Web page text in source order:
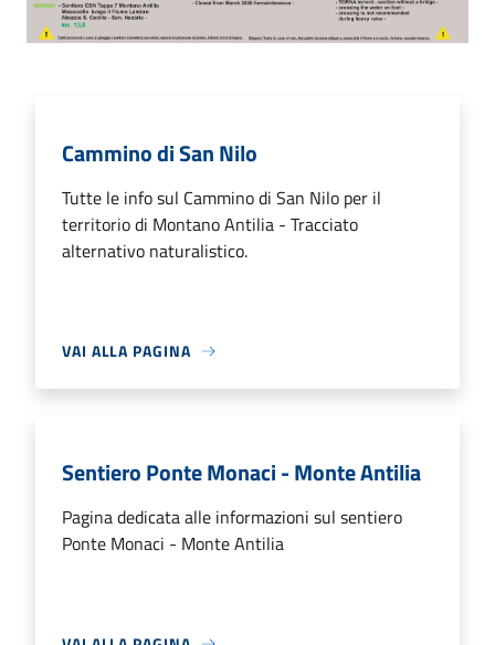
Cammino di San Nilo
Tutte le info sul Cammino di San Nilo per il
territorio di Montano Antilia - Tracciato
alternativo naturalistico.
VAI ALLA PAGINA
Sentiero Ponte Monaci - Monte Antilia
Pagina dedicata alle informazioni sul sentiero
Ponte Monaci - Monte Antilia